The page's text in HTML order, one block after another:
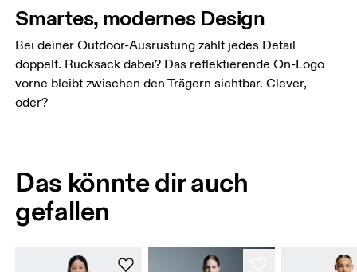
Smartes, modernes Design
Bei deiner Outdoor-Ausrüstung zählt jedes Detail
doppelt. Rucksack dabei? Das reflektierende On-Logo
vorne bleibt zwischen den Trägern sichtbar. Clever,
oder?
Das könnte dir auch
gefallen